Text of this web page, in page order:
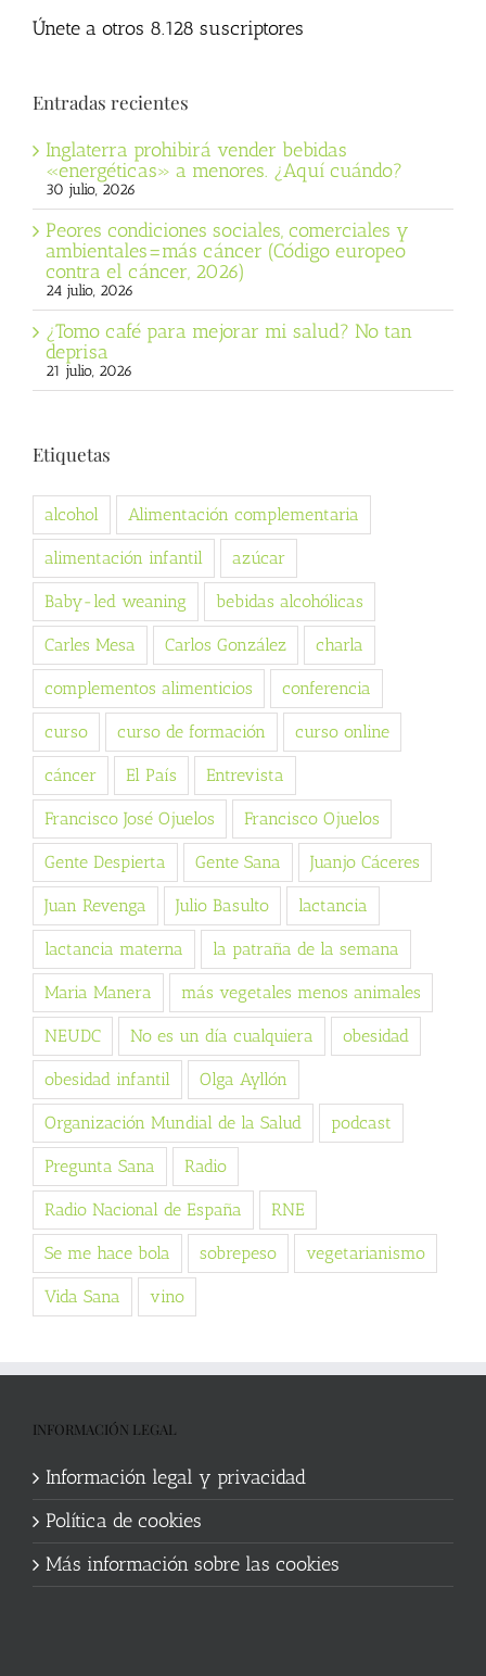
Únete a otros 8.128 suscriptores
Entradas recientes
Inglaterra prohibirá vender bebidas
«energéticas» a menores. ¿Aquí cuándo?
30 julio, 2026
Peores condiciones sociales, comerciales y
ambientales=más cáncer (Código europeo
contra el cáncer, 2026)
24 julio, 2026
¿Tomo café para mejorar mi salud? No tan
deprisa
21 julio, 2026
Etiquetas
alcohol Alimentación complementaria
alimentación infantil azúcar
Baby-led weaning bebidas alcohólicas
Carles Mesa Carlos González charla
complementos alimenticios conferencia
curso curso de formación curso online
cáncer El País Entrevista
Francisco José Ojuelos Francisco Ojuelos
Gente Despierta Gente Sana Juanjo Cáceres
Juan Revenga Julio Basulto lactancia
lactancia materna la patraña de la semana
Maria Manera más vegetales menos animales
NEUDC No es un día cualquiera obesidad
obesidad infantil Olga Ayllón
Organización Mundial de la Salud podcast
Pregunta Sana Radio
Radio Nacional de España RNE
Se me hace bola sobrepeso vegetarianismo
Vida Sana vino
INFORMACIÓN LEGAL
Información legal y privacidad
Política de cookies
Más información sobre las cookies